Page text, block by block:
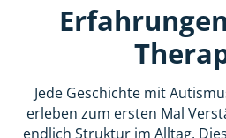
Jede Geschichte mit
erleben zum ersten Mal
endlich Struktur im Alltag.